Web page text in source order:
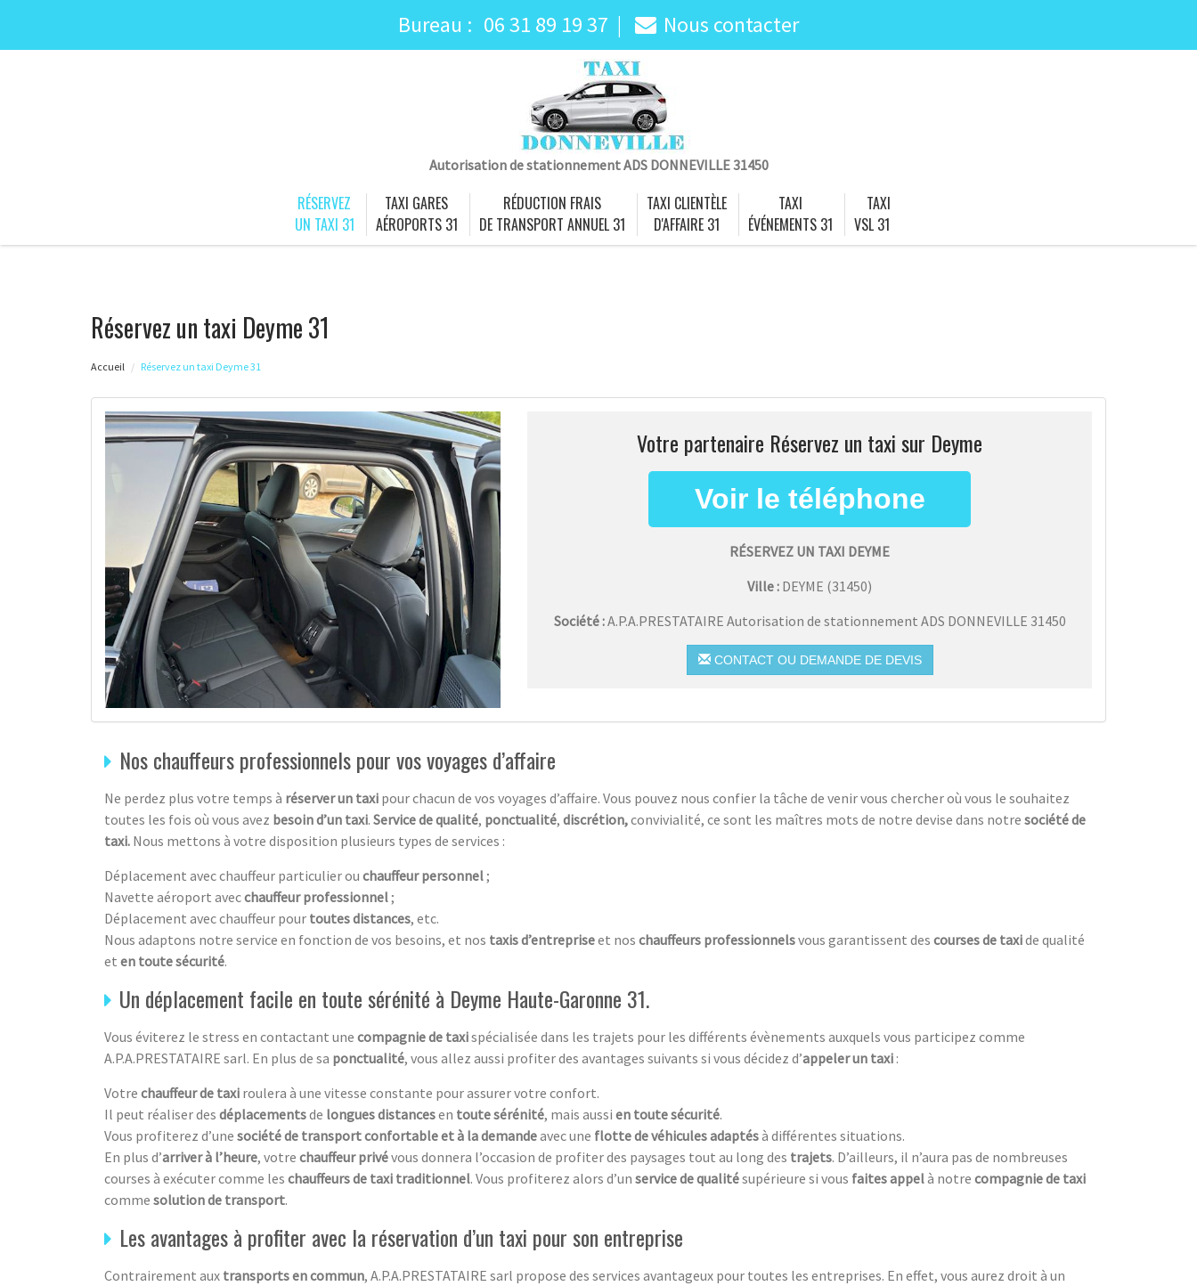
Bureau : 06 31 89 19 37 Nous contacter
Autorisation de stationnement ADS DONNEVILLE 31450
RÉSERVEZ
UN TAXI 31
TAXI GARES
AÉROPORTS 31
RÉDUCTION FRAIS
DE TRANSPORT ANNUEL 31
TAXI CLIENTÈLE
D'AFFAIRE 31
TAXI
ÉVÉNEMENTS 31
TAXI
VSL 31
Réservez un taxi Deyme 31
Accueil Réservez un taxi Deyme 31
Votre partenaire Réservez un taxi sur Deyme
RÉSERVEZ UN TAXI DEYME
Ville : DEYME (31450)
Société :A.P.A.PRESTATAIRE Autorisation de stationnement ADS DONNEVILLE 31450
CONTACT OU DEMANDE DE DEVIS
Nos chauffeurs professionnels pour vos voyages d’affaire
Ne perdez plus votre temps à réserver un taxi pour chacun de vos voyages d’affaire. Vous pouvez nous confier la tâche de venir vous chercher où vous le souhaitez
toutes les fois où vous avez besoin d’un taxi. Service de qualité, ponctualité, discrétion,convivialité, ce sont les maîtres mots de notre devise dans notre société de
taxi. Nous mettons à votre disposition plusieurs types de services :
Déplacement avec chauffeur particulier ou chauffeur personnel ;
Navette aéroport avecchauffeur professionnel ;
Déplacement avec chauffeur pour toutes distances, etc.
Nous adaptons notre service en fonction de vos besoins, et nos taxis d’entrepriseet nos chauffeurs professionnelsvous garantissent des courses de taxide qualité
et en toute sécurité.
Un déplacement facile en toute sérénité à Deyme Haute-Garonne 31.
Vous éviterez le stress en contactant une compagnie de taxispécialisée dans les trajets pour les différents évènements auxquels vous participez comme
A.P.A.PRESTATAIRE sarl. En plus de sa ponctualité, vous allez aussi profiter des avantages suivants si vous décidez d’appeler un taxi :
Votre chauffeur de taxi roulera à une vitesse constante pour assurer votre confort.
Il peut réaliser des déplacementsde longues distancesen toute sérénité, mais aussi en toute sécurité.
Vous profiterez d’une société de transport confortable et à la demandeavec une flotte de véhicules adaptésà différentes situations.
En plus d’arriver à l’heure, votre chauffeur privévous donnera l’occasion de profiter des paysages tout au long des trajets. D’ailleurs, il n’aura pas de nombreuses
courses à exécuter comme les chauffeurs de taxi traditionnel. Vous profiterez alors d’un service de qualitésupérieure si vous faites appelà notre compagnie de taxi
comme solution de transport.
Les avantages à profiter avec la réservation d’un taxi pour son entreprise
Contrairement aux transports en commun, A.P.A.PRESTATAIRE sarl propose des services avantageux pour toutes les entreprises. En effet, vous aurez droit à un